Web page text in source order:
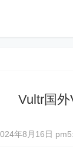
Vultr国
年8月16日